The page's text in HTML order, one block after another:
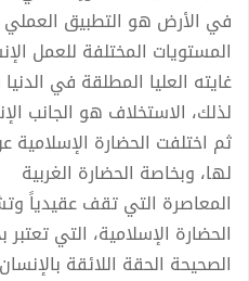
ﻓﻲ اﻷرض ھﻮ اﻟﺘﻄﺒﯿﻖ
اﻟﻤﺴﺘﻮﻳﺎت اﻟﻤﺨﺘﻠﻔﺔ ﻟﻠﻌﻤﻞ
ﻏﺎﻳﺘﻪ اﻟﻌﻠﯿﺎ اﻟﻤﻄﻠﻘﺔ ﻓﻲ
ﻟﺬﻟﻚ، اﻻﺳﺘﺨﻼف ھﻮ اﻟﺠﺎﻧﺐ
ﺛﻢ اﺧﺘﻠﻔﺖ اﻟﺤﻀﺎرة اﻹﺳﻼﻣﯿﺔ
ﻟﮫﺎ، وﺑﺨﺎﺻﺔ اﻟﺤﻀﺎرة اﻟﻐﺮﺑﯿﺔ
اﻟﻤﻌﺎﺻﺮة اﻟﺘﻲ ﺗﻘﻒ ﻋﻘﯿﺪﻳﺎً
اﻟﺤﻀﺎرة اﻹﺳﻼﻣﯿﺔ، اﻟﺘﻲ
اﻟﺼﺤﯿﺤﺔ اﻟﺤﻘﺔ اﻟﻼﺋﻘﺔ ﺑﺎﻹﻧﺴﺎن